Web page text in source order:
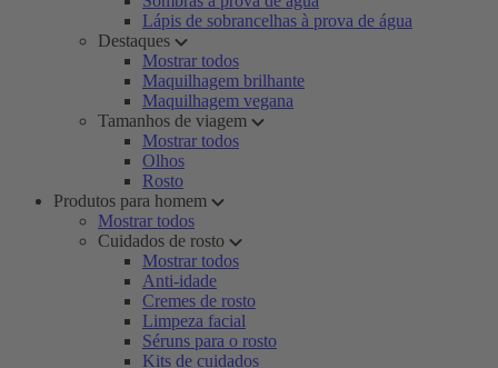
Lápis de sobrancelhas à prova de água
Destaques
Mostrar todos
Maquilhagem brilhante
Maquilhagem vegana
Tamanhos de viagem
Mostrar todos
Olhos
Rosto
Produtos para homem
Mostrar todos
Cuidados de rosto
Mostrar todos
Anti-idade
Cremes de rosto
Limpeza facial
Séruns para o rosto
Kits de cuidados